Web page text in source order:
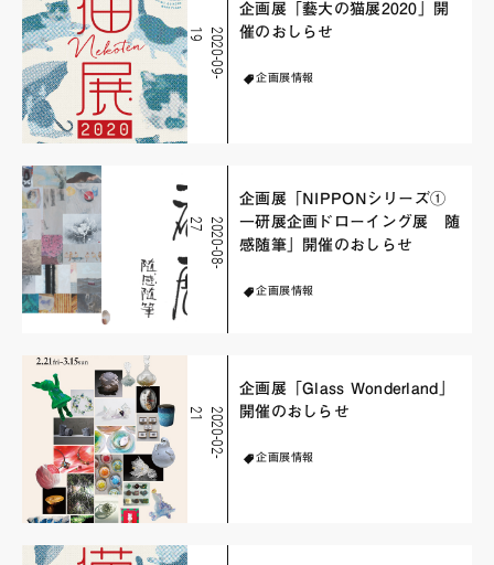
2
0
2
0
-
0
9
-
1
9
企画展「藝大の猫展2020」開
催のおしらせ
企画展情報
2
0
2
0
-
0
8
-
2
7
企画展「NIPPONシリーズ①
一研展企画ドローイング展 随
感随筆」開催のおしらせ
企画展情報
2
0
2
0
-
0
2
-
2
1
企画展「Glass Wonderland」
開催のおしらせ
企画展情報